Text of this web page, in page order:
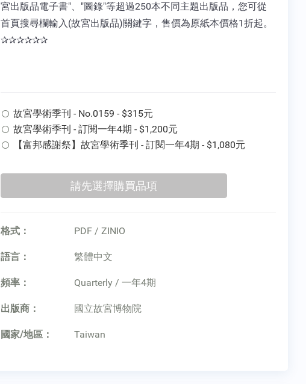
宮出版品電子書"、"圖錄"等超過250本不同主題出版品，您可從
首頁搜尋欄輸入(故宮出版品)關鍵字，售價為原紙本價格1折起。
✰✰✰✰✰✰
故宮學術季刊 - No.0159 - $315元
故宮學術季刊 - 訂閱一年4期 - $1,200元
【富邦感謝祭】故宮學術季刊 - 訂閱一年4期 - $1,080元
格式： PDF / ZINIO
語言： 繁體中文
頻率： Quarterly / 一年4期
出版商： 國立故宮博物院
國家/地區： Taiwan